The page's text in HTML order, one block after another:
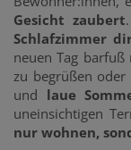
Gesicht zaubert
Schlafzimmer
neuen Tag barfuß
zu begrüßen
und laue
uneinsichtigen
nur wohnen,